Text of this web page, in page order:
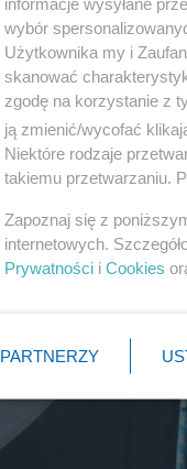
wybór
Użytkownika my i
skanować
zgodę na korzystanie z
ją zmienić/wycofać
Niektóre rodzaje
takiemu przetwarzaniu.
Zapoznaj się z
internetowych.
Prywatności i Cookies
PARTNERZY